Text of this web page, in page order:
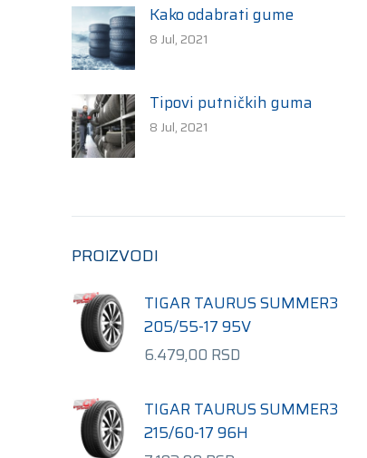
Kako odabrati gume
8 Jul, 2021
Tipovi putničkih guma
8 Jul, 2021
PROIZVODI
TIGAR TAURUS SUMMER3
205/55-17 95V
6.479,00 RSD
TIGAR TAURUS SUMMER3
215/60-17 96H